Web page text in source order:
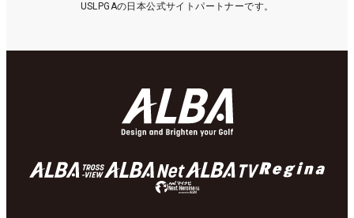
USLPGAの日本公式サイトパートナーです。